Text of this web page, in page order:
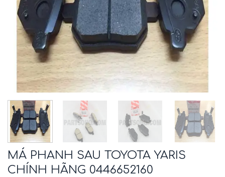
MÁ PHANH SAU TOYOTA YARIS
CHÍNH HÃNG 0446652160